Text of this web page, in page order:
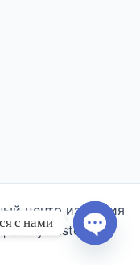
центр изучения
Semyahistory.ru
с нами